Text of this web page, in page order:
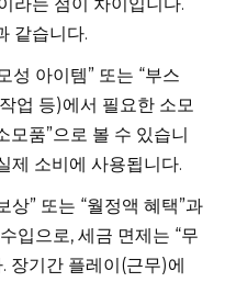
같습니다.
성 아이템” 또는 “부스
업 등)에서 필요한 소모
모품”으로 볼 수 있습니
제 소비에 사용됩니다.
상” 또는 “월정액 혜택”과
입으로, 세금 면제는 “무
장기간 플레이(근무)에